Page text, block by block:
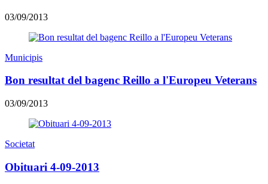
03/09/2013
Municipis
Bon resultat del bagenc Reillo a l'Europeu Veterans
03/09/2013
Societat
Obituari 4-09-2013